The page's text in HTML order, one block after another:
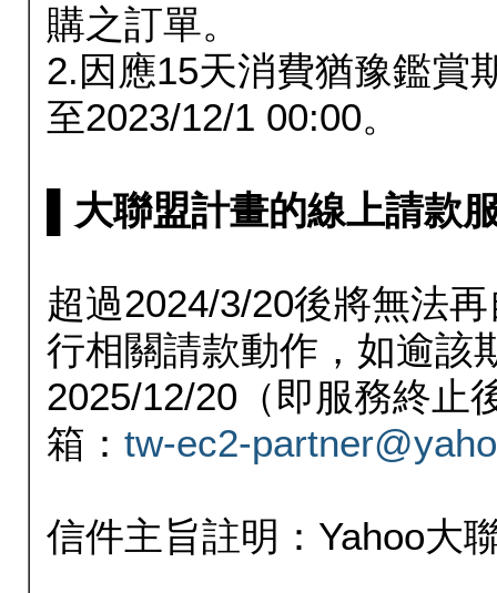
購之訂單。
2.因應15天消費猶豫鑑賞
至2023/12/1 00:00。
▌大聯盟計畫的線上請款
超過2024/3/20後將無法
行相關請款動作，如逾該
2025/12/20（即服務終止
箱： tw-ec2-
信件主旨註明：Yahoo大